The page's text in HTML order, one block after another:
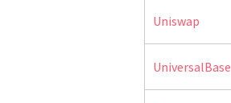
Uniswap
UniversalBase